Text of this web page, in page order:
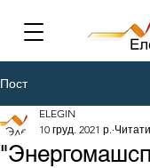
Пост
ELEGIN
10 груд. 2021 р.